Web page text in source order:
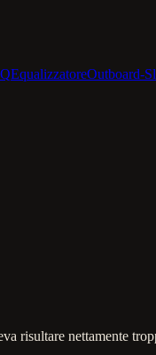
EqualizzatoreOutboard-
risultare nettamente